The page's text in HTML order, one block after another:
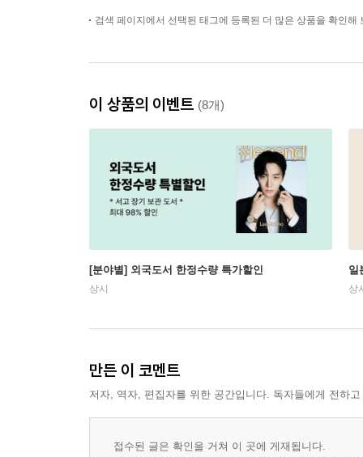
검색 페이지에서 선택된 태그에 등록된 더 많은 상품을 확인해
이 상품의 이벤트 (8개)
[분야별] 외국도서 한정수량 특가할인
상시
일
상
만든 이 코멘트
저자, 역자, 편집자를 위한 공간입니다. 독자들에게 전하
접수된 글은 확인을 거쳐 이 곳에 게재됩니다.